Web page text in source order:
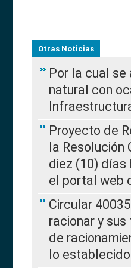
Otras Noticias
Por la cual
natural con
Proyecto de
la Resolución
diez (10) días
el portal web
Circular
racionar y
de
lo